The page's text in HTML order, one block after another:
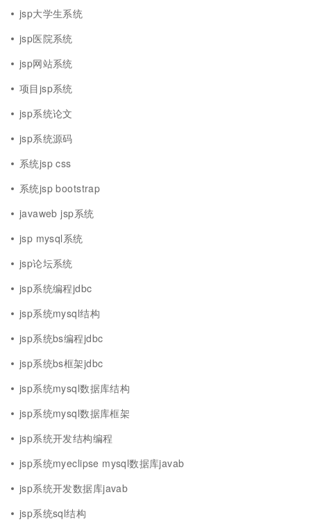
jsp大学生系统
jsp医院系统
jsp网站系统
项目jsp系统
jsp系统论文
jsp系统源码
系统jsp css
系统jsp bootstrap
javaweb jsp系统
jsp mysql系统
jsp论坛系统
jsp系统编程jdbc
jsp系统mysql结构
jsp系统bs编程jdbc
jsp系统bs框架jdbc
jsp系统mysql数据库结构
jsp系统mysql数据库框架
jsp系统开发结构编程
jsp系统myeclipse mysql数据库javab
jsp系统开发数据库javab
jsp系统sql结构